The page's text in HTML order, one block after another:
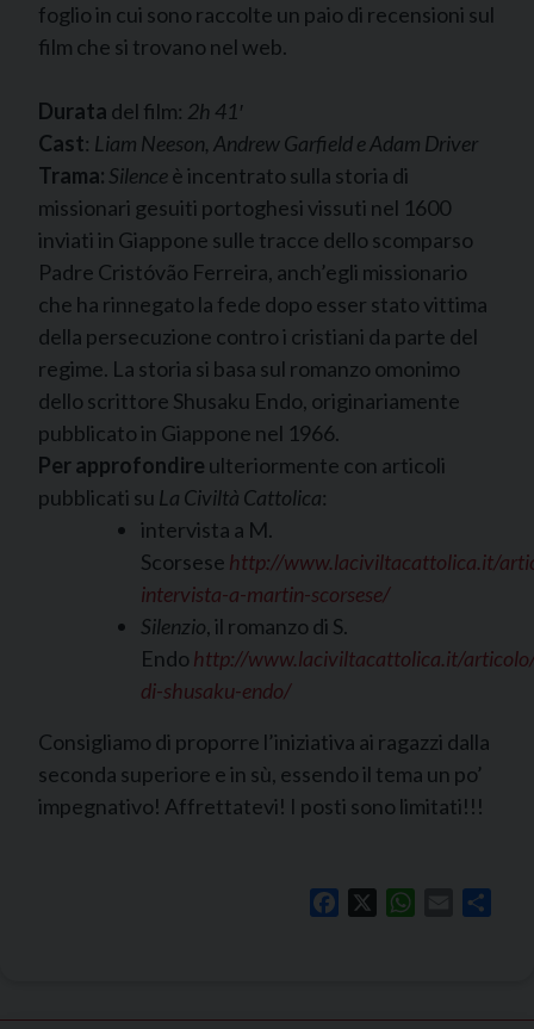
foglio in cui sono raccolte un paio di recensioni sul
film che si trovano nel web.
Durata del film: 2h 41′
Cast: Liam Neeson, Andrew Garfield e Adam Driver
Trama: Silenceè incentrato sulla storia di
missionari gesuiti portoghesi vissuti nel 1600
inviati in Giappone sulle tracce dello scomparso
Padre Cristóvão Ferreira, anch’egli missionario
che ha rinnegato la fede dopo esser stato vittima
della persecuzione contro i cristiani da parte del
regime. La storia si basa sul romanzo omonimo
dello scrittore Shusaku Endo, originariamente
pubblicato in Giappone nel 1966.
Per approfondire ulteriormente con articoli
pubblicati su La Civiltà Cattolica:
intervista a M.
Scorsese http://www.laciviltacattolica.it/
intervista-a-martin-scorsese/
Silenzio, il romanzo di S.
Endo http://www.laciviltacattolica.it/
di-shusaku-endo/
Consigliamo di proporre l’iniziativa ai ragazzi dalla
seconda superiore e in sù, essendo il tema un po’
impegnativo! Affrettatevi! I posti sono limitati!!!
Facebook WhatsApp
Email